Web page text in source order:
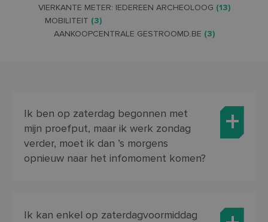
VIERKANTE METER: IEDEREEN ARCHEOLOOG (13)
MOBILITEIT (3)
AANKOOPCENTRALE GESTROOMD.BE (3)
Ik ben op zaterdag begonnen met
mijn proefput, maar ik werk zondag
verder, moet ik dan ’s morgens
opnieuw naar het infomoment komen?
Ik kan enkel op zaterdagvoormiddag